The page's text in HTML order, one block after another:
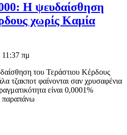
Η ψευδαίσθηση
χωρίς Καμία
11:37 πμ
τζακποτ φαίνονται σαν χρυσαφένια
είναι 0,0001%
παραπάνω